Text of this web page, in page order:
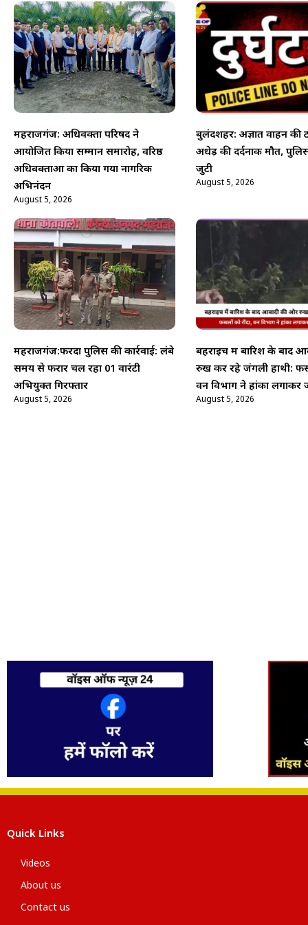
महराजगंज: अधिवक्ता परिषद ने
आयोजित किया सम्मान समारोह, वरिष्ठ
अधिवक्ताओं का किया गया नागरिक
अभिनंदन
August 5, 2026
बुलंदशहर: अज्ञात वाहन की
अधेड़ की दर्दनाक मौत,
जुटी
August 5, 2026
महराजगंज:फरेंदा पुलिस की कार्रवाई: लंबे
समय से फरार चल रहा 01 वारंटी
अभियुक्त गिरफ्तार
August 5, 2026
बहराइच में बारिश के बाद
रुख कर रहे जंगली हाथी:
वन विभाग ने हांका
August 5, 2026
Quick Links
Videos
About us
Contact us